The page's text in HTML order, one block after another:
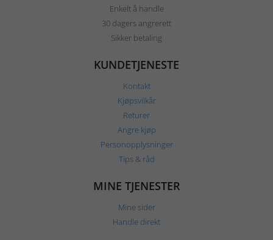
Enkelt å handle
30 dagers angrerett
Sikker betaling
KUNDETJENESTE
Kontakt
Kjøpsvilkår
Returer
Angre kjøp
Personopplysninger
Tips & råd
MINE TJENESTER
Mine sider
Handle direkt